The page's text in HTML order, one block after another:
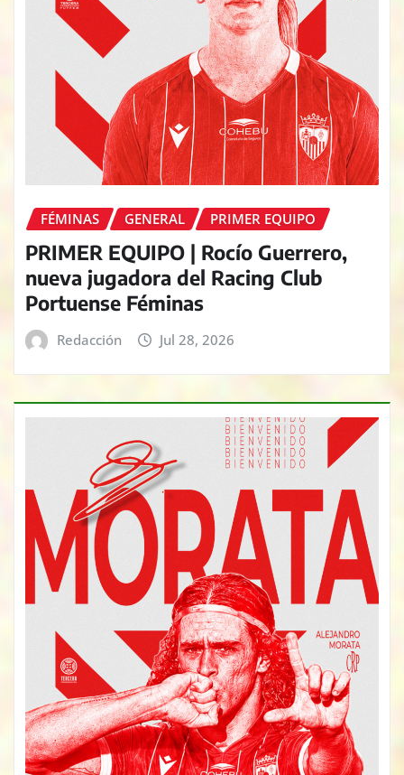
FÉMINAS GENERAL PRIMER EQUIPO
PRIMER EQUIPO | Rocío Guerrero,
nueva jugadora del Racing Club
Portuense Féminas
Redacción Jul 28, 2026